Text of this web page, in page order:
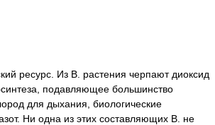
ресурс. Из В. растения черпают диоксид
подавляющее большинство
для дыхания, биологические
Ни одна из этих составляющих В. не